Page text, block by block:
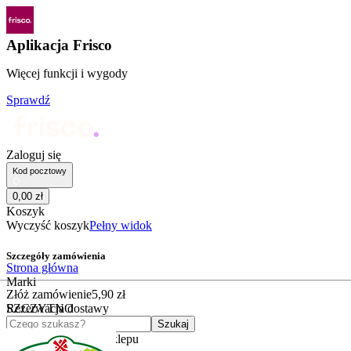
Aplikacja Frisco
Więcej funkcji i wygody
Sprawdź
Zaloguj się
Kod pocztowy
0,00 zł
Koszyk
Wyczyść koszykPełny widok
Szczegóły zamówienia
Złóż zamówienie5,90 zł
Rezerwacja dostawy
Czego szukasz?
Szukaj
KategorieKategorie sklepu
Strona główna
Marki
SZCZYTNO